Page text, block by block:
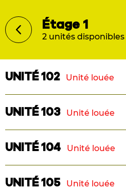
Étage 1
2 unités disponibles
UNITÉ 102 Unité louée
Maison de ville
2 chambres
Superficie : 1218 pi2
UNITÉ 103 Unité louée
Logement
3 1/2
UNITÉ 104 Unité louée
Logement
UNITÉ 105 Unité louée